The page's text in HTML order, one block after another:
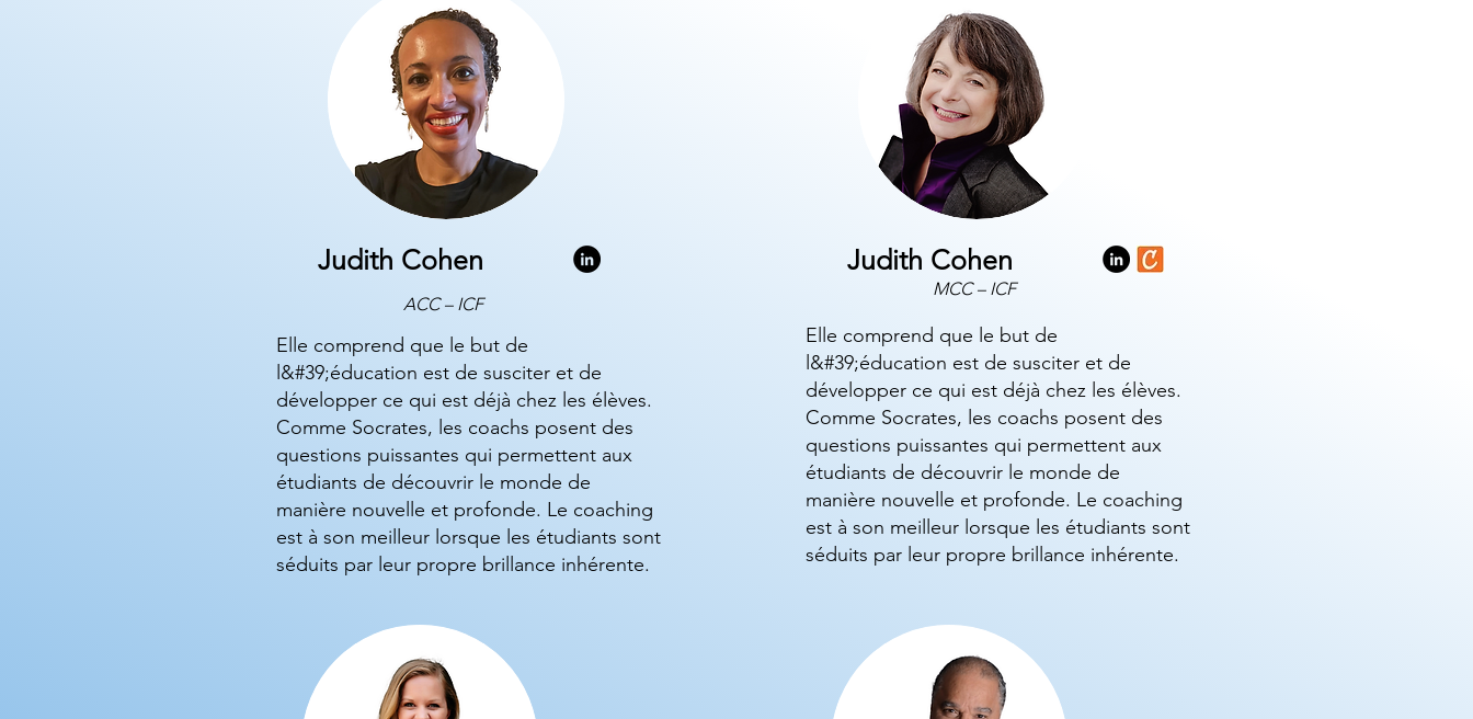
Judith Cohen
ACC – ICF
Elle comprend que le but de
l&#39;éducation est de susciter et de
développer ce qui est déjà chez les élèves.
Comme Socrates, les coachs posent des
questions puissantes qui permettent aux
étudiants de découvrir le monde de
manière nouvelle et profonde. Le coaching
est à son meilleur lorsque les étudiants sont
séduits par leur propre brillance inhérente.
Judith Cohen
MCC – ICF
Elle comprend que le but de
l&#39;éducation est de susciter et de
développer ce qui est déjà chez les élèves.
Comme Socrates, les coachs posent des
questions puissantes qui permettent aux
étudiants de découvrir le monde de
manière nouvelle et profonde. Le coaching
est à son meilleur lorsque les étudiants sont
séduits par leur propre brillance inhérente.